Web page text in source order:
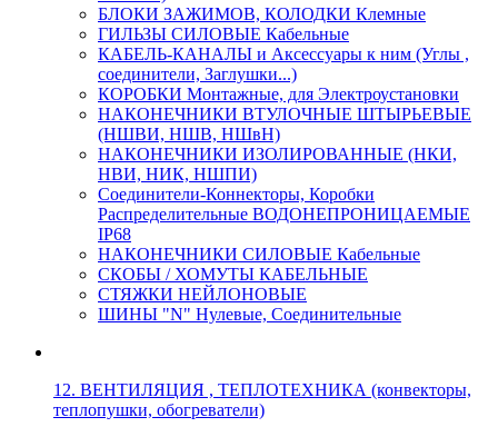
БЛОКИ ЗАЖИМОВ, КОЛОДКИ Клемные
ГИЛЬЗЫ СИЛОВЫЕ Кабельные
КАБЕЛЬ-КАНАЛЫ и Аксессуары к ним (Углы ,
соединители, Заглушки...)
КОРОБКИ Монтажные, для Электроустановки
НАКОНЕЧНИКИ ВТУЛОЧНЫЕ ШТЫРЬЕВЫЕ
(НШВИ, НШВ, НШвН)
НАКОНЕЧНИКИ ИЗОЛИРОВАННЫЕ (НКИ,
НВИ, НИК, НШПИ)
Соединители-Коннекторы, Коробки
Распределительные ВОДОНЕПРОНИЦАЕМЫЕ
IP68
НАКОНЕЧНИКИ СИЛОВЫЕ Кабельные
СКОБЫ / ХОМУТЫ КАБЕЛЬНЫЕ
СТЯЖКИ НЕЙЛОНОВЫЕ
ШИНЫ "N" Нулевые, Соединительные
12. ВЕНТИЛЯЦИЯ , ТЕПЛОТЕХНИКА (конвекторы,
теплопушки, обогреватели)